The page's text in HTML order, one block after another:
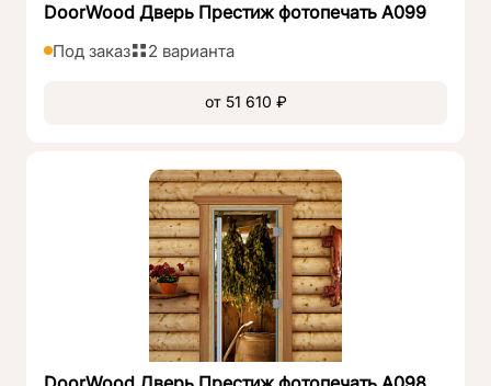
DoorWood Дверь Престиж фотопечать А099
Под заказ 2 варианта
от 51 610 ₽